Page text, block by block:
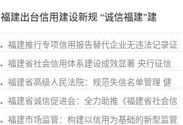
福建出台信用建设新规 “诚信福建”建
福建推行专项信用报告替代企业无违法记录证
福建省社会信用体系建设成效显著 央行征信
福建省高级人民法院：规范失信名单管理 健
福建省诚信促进会：全力助推《福建省社会信
福建市场监管：构建以信用为基础的新型监管